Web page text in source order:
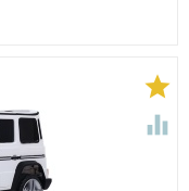

